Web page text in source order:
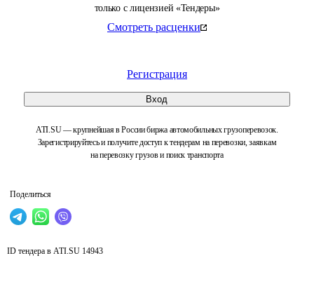
только с лицензией «Тендеры»
Смотреть расценки
Регистрация
Вход
ATI.SU — крупнейшая в России биржа автомобильных грузоперевозок.
Зарегистрируйтесь и получите доступ к тендерам на перевозки, заявкам
на перевозку грузов и поиск транспорта
Поделиться
ID тендера в ATI.SU 14943